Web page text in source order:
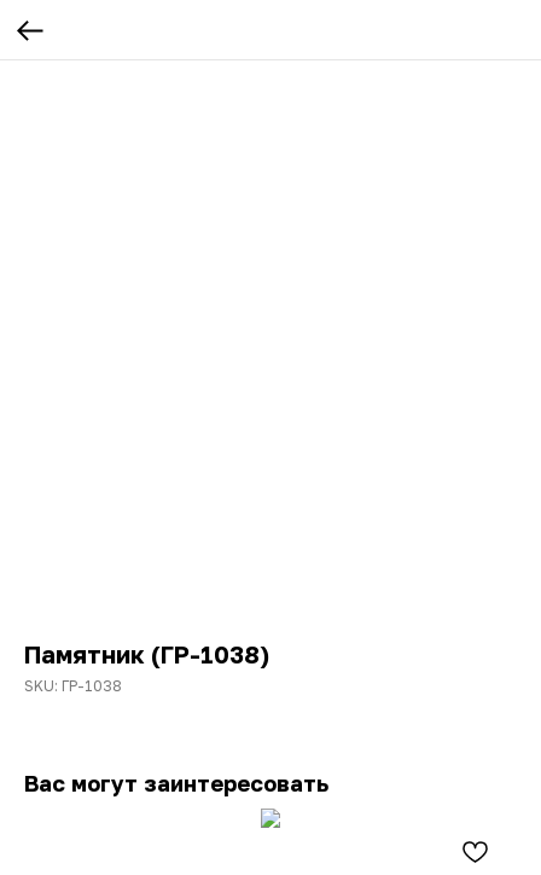
Памятник (ГР-1038)
SKU: ГР-1038
Вас могут заинтересовать